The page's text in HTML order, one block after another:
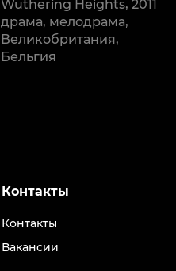
Wuthering Heights, 2011
драма, мелодрама,
Великобритания,
Бельгия
Контакты
Контакты
Вакансии